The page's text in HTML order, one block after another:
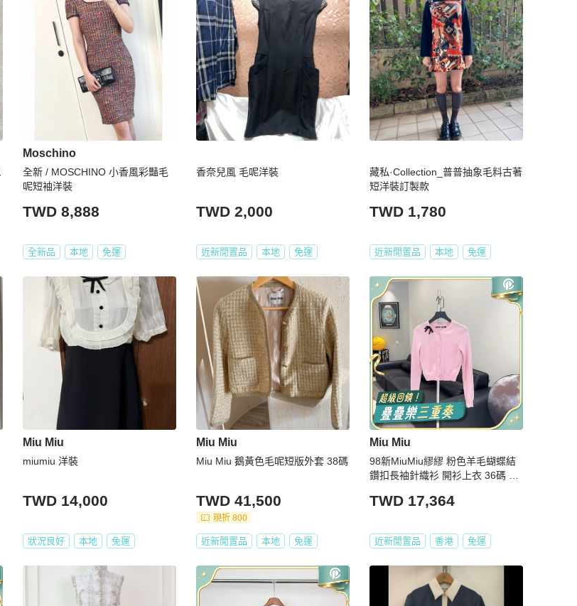
Moschino
全新 / MOSCHINO 小香風彩豔毛
呢短袖洋裝
TWD 8,888
全新品 本地 免運
香奈兒風 毛呢洋裝
TWD 2,000
近新閒置品 本地 免運
藏私·Collection_普普抽象毛料古著
短洋裝訂製款
TWD 1,780
近新閒置品 本地 免運
Miu Miu
miumiu 洋裝
TWD 14,000
狀況良好 本地 免運
Miu Miu
Miu Miu 鵝黃色毛呢短版外套 38碼
TWD 41,500
現折 800
近新閒置品 本地 免運
Miu Miu
98新MiuMiu繆繆 粉色羊毛蝴蝶結
鑽扣長袖針織衫 開衫上衣 36碼 粉
TWD 17,364
近新閒置品 香港 免運